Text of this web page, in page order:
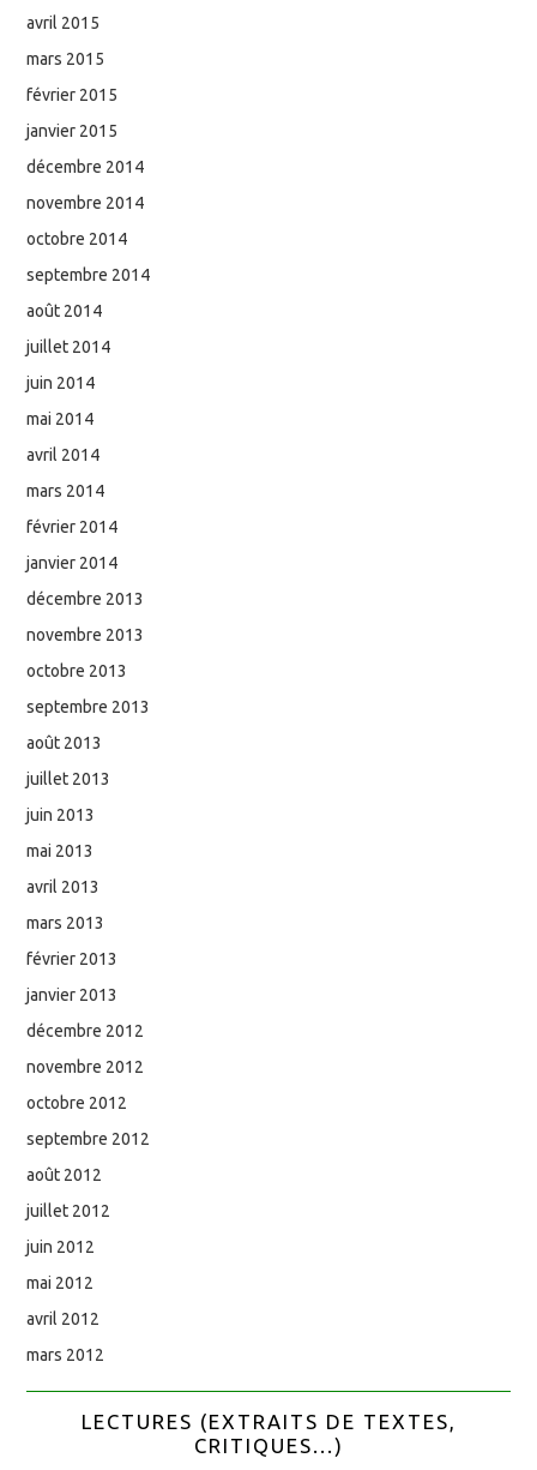
avril 2015
mars 2015
février 2015
janvier 2015
décembre 2014
novembre 2014
octobre 2014
septembre 2014
août 2014
juillet 2014
juin 2014
mai 2014
avril 2014
mars 2014
février 2014
janvier 2014
décembre 2013
novembre 2013
octobre 2013
septembre 2013
août 2013
juillet 2013
juin 2013
mai 2013
avril 2013
mars 2013
février 2013
janvier 2013
décembre 2012
novembre 2012
octobre 2012
septembre 2012
août 2012
juillet 2012
juin 2012
mai 2012
avril 2012
mars 2012
LECTURES (EXTRAITS DE TEXTES,
CRITIQUES...)